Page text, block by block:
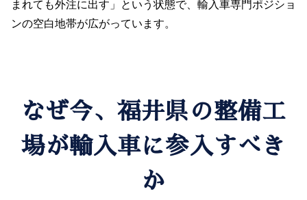
まれても外注に出す」という状態で、輸入車専門ポジショ
ンの空白地帯が広がっています。
なぜ今、福井県の整備工
場が輸入車に参入すべき
か